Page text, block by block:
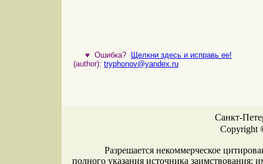
♥ Ошибка?
Щелкни здесь и исправь ее!
(author): tryphonov@yandex.ru
Санкт-
Copyright
Разрешается некоммерческое
полного указания источника заимствования: